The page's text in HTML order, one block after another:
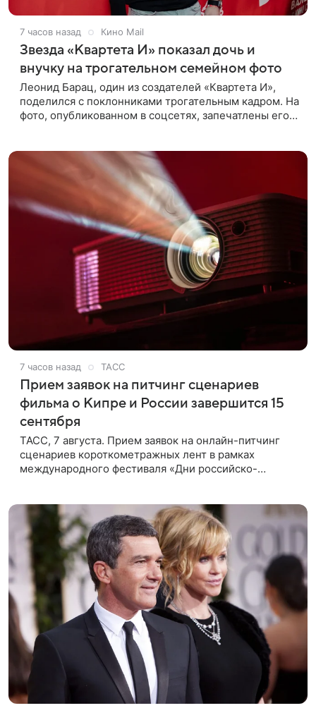
7 часов назад Кино Mail
Звезда «Квартета И» показал дочь и
внучку на трогательном семейном фото
Леонид Барац, один из создателей «Квартета И»,
поделился с поклонниками трогательным кадром. На
фото, опубликованном в соцсетях, запечатлены его
7 часов назад ТАСС
Прием заявок на питчинг сценариев
фильма о Кипре и России завершится 15
сентября
ТАСС, 7 августа. Прием заявок на онлайн-питчинг
сценариев короткометражных лент в рамках
международного фестиваля «Дни российско-